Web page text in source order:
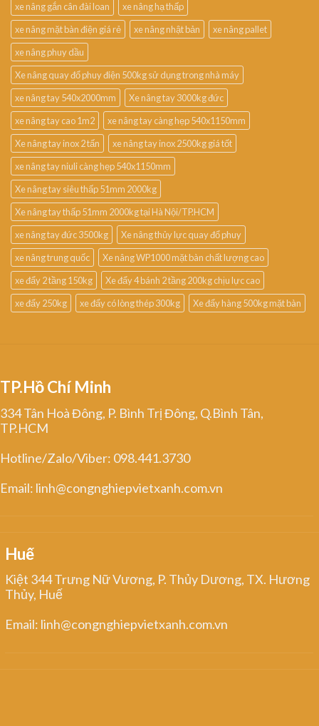
xe nâng gắn cân đài loan
xe nâng hạ thấp
xe nâng mặt bàn điện giá rẻ
xe nâng nhật bản
xe nâng pallet
xe nâng phuy dầu
Xe nâng quay đổ phuy điện 500kg sử dụng trong nhà máy
xe nâng tay 540x2000mm
Xe nâng tay 3000kg đức
xe nâng tay cao 1m2
xe nâng tay càng hẹp 540x1150mm
Xe nâng tay inox 2 tấn
xe nâng tay inox 2500kg giá tốt
xe nâng tay niuli càng hẹp 540x1150mm
Xe nâng tay siêu thấp 51mm 2000kg
Xe nâng tay thấp 51mm 2000kg tại Hà Nội/TP.HCM
xe nâng tay đức 3500kg
Xe nâng thủy lực quay đổ phuy
xe nâng trung quốc
Xe nâng WP1000 mặt bàn chất lượng cao
xe đẩy 2 tầng 150kg
Xe đẩy 4 bánh 2 tầng 200kg chịu lực cao
xe đẩy 250kg
xe đẩy có lòng thép 300kg Xe đẩy hàng 500kg mặt bàn
TP.Hồ Chí Minh
334 Tân Hoà Đông, P. Bình Trị Đông, Q.Bình Tân,
TP.HCM
Hotline/Zalo/Viber: 098.441.3730
Email: linh@congnghiepvietxanh.com.vn
Huế
Kiệt 344 Trưng Nữ Vương, P. Thủy Dương, TX. Hương
Thủy, Huế
Email: linh@congnghiepvietxanh.com.vn